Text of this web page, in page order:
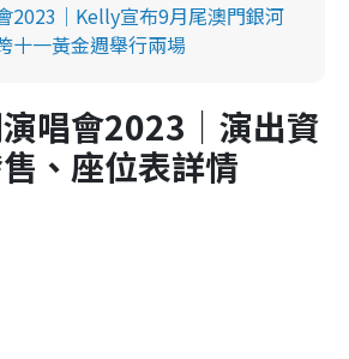
2023｜Kelly宣布9月尾澳門銀河
十一黃金週舉行兩場
唱會2023｜演出資
、座位表詳情